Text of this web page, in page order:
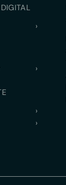
›
›
›
›